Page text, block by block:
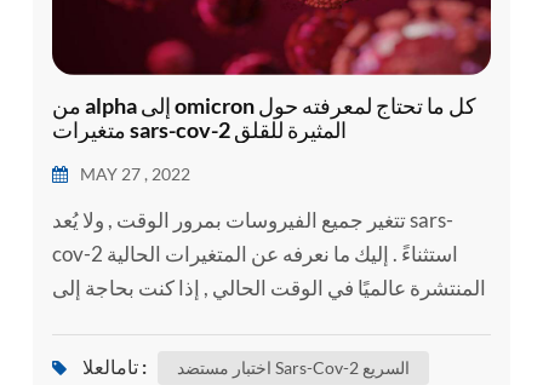
من alpha إلى omicron كل ما تحتاج لمعرفته حول
متغيرات sars-cov-2 المثيرة للقلق
MAY 27 , 2022
تتغير جميع الفيروسات بمرور الوقت , ولا يُعد sars-
cov-2 استثناءً . إليك ما نعرفه عن المتغيرات الحالية
المنتشرة عالميًا في الوقت الحالي , إذا كنت بحاجة إلى
الاختبار الذاتي sars-cov-2 ag / اختبار مستضد sars-
تامالعلا :
اختبار مستضد Sars-Cov-2 السريع